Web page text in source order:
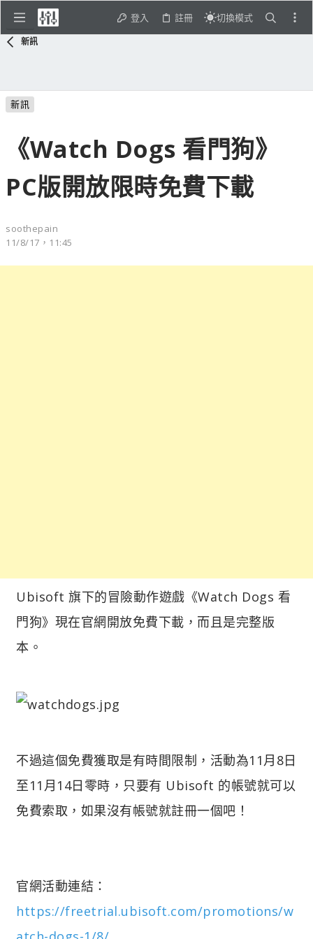
登入 註冊 切換模式
新訊
新訊
《Watch Dogs 看門狗》
PC版開放限時免費下載
soothepain
11/8/17，11:45
Ubisoft 旗下的冒險動作遊戲《Watch Dogs 看
門狗》現在官網開放免費下載，而且是完整版
本。
不過這個免費獲取是有時間限制，活動為11月8日
至11月14日零時，只要有 Ubisoft 的帳號就可以
免費索取，如果沒有帳號就註冊一個吧！
官網活動連結：
https://freetrial.ubisoft.com/promotions/w